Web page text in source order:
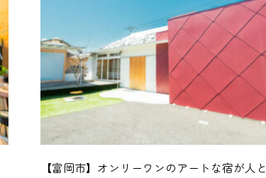
【富岡市】オンリーワンのアートな宿が人と